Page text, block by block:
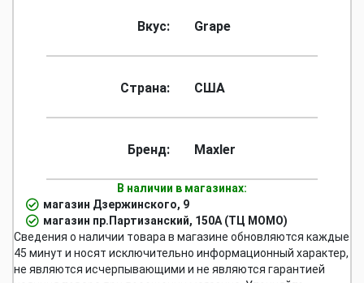
Вкус: Grape
Страна: США
Бренд: Maxler
В наличии в магазинах:
магазин Дзержинского, 9
магазин пр.Партизанский, 150А (ТЦ МОМО)
Сведения о наличии товара в магазине обновляются каждые
45 минут и носят исключительно информационный характер,
не являются исчерпывающими и не являются гарантией